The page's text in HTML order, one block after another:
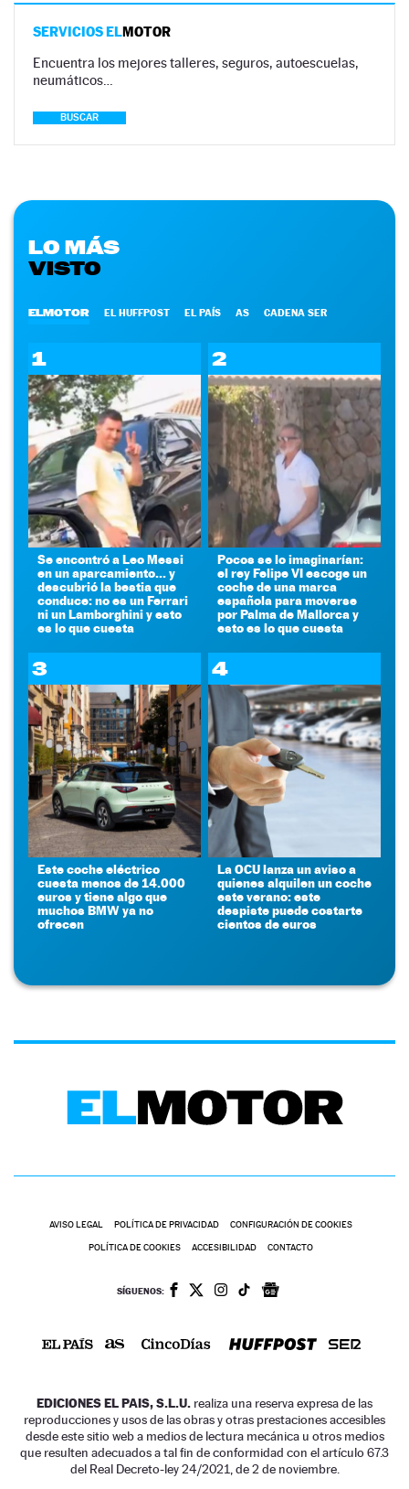
SERVICIOS ELMOTOR
Encuentra los mejores talleres, seguros, autoescuelas,
neumáticos…
BUSCAR
LO MÁS
VISTO
ELMOTOR EL HUFFPOST EL PAÍS AS CADENA SER
1
Se encontró a Leo Messi
en un aparcamiento... y
descubrió la bestia que
conduce: no es un Ferrari
ni un Lamborghini y esto
es lo que cuesta
2
Pocos se lo imaginarían:
el rey Felipe VI escoge un
coche de una marca
española para moverse
por Palma de Mallorca y
esto es lo que cuesta
3
Este coche eléctrico
cuesta menos de 14.000
euros y tiene algo que
muchos BMW ya no
ofrecen
4
La OCU lanza un aviso a
quienes alquilen un coche
este verano: este
despiste puede costarte
cientos de euros
AVISO LEGAL POLÍTICA DE PRIVACIDAD CONFIGURACIÓN DE COOKIES
POLÍTICA DE COOKIES ACCESIBILIDAD CONTACTO
SÍGUENOS:
EDICIONES EL PAIS, S.L.U. realiza una reserva expresa de las
reproducciones y usos de las obras y otras prestaciones accesibles
desde este sitio web a medios de lectura mecánica u otros medios
que resulten adecuados a tal fin de conformidad con el artículo 67.3
del Real Decreto-ley 24/2021, de 2 de noviembre.